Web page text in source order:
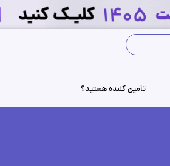
تامین کننده هستید؟